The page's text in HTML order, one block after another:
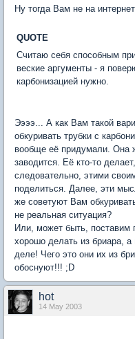
Ну тогда Вам не на
QUOTE
Считаю себя способным
веские аргументы - я
карбонизацией нужно.
Ээээ... А как Вам такой
обкуривать трубки с
вообще её придумали. Она
заводится. Её кто-то
следовательно, этими
поделиться. Далее, эти
же советуют Вам
не реальная ситуация?
Или, может быть, поставим
хорошо делать из бриара,
деле! Чего это они их из
обоснуют!!! ;D
hot
14 May 2003